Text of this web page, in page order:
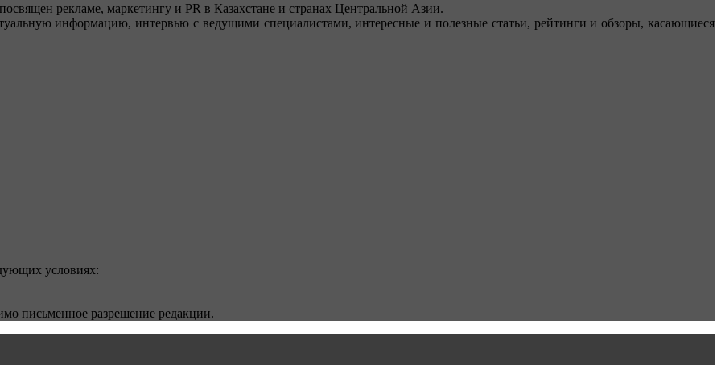
рекламе, маркетингу и PR в Казахстане и странах Центральной Азии.
информацию, интервью с ведущими специалистами, интересные и полезные статьи, рейтинги и обзоры, касающиеся
условиях:
письменное разрешение редакции.